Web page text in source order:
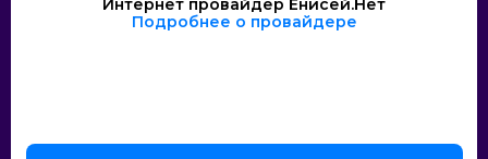
Интернет провайдер Енисей.Нет
Подробнее о провайдере